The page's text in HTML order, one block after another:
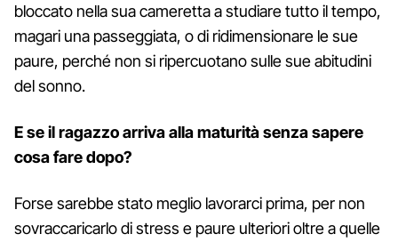
bloccato nella sua cameretta a studiare tutto il tempo,
magari una passeggiata, o di ridimensionare le sue
paure, perché non si ripercuotano sulle sue abitudini
del sonno.
E se il ragazzo arriva alla maturità senza sapere
cosa fare dopo?
Forse sarebbe stato meglio lavorarci prima, per non
sovraccaricarlo di stress e paure ulteriori oltre a quelle